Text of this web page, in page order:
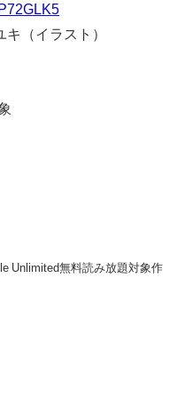
（イラスト）
Unlimited無料読み放題対象作